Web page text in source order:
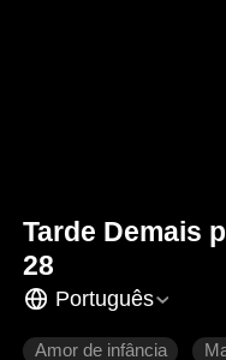
Tarde Demais
28
Português
Amor de infância